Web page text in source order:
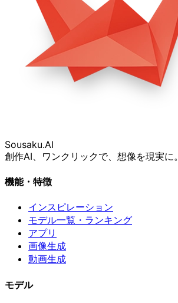
Sousaku.AI
創作AI、ワンクリックで、想像を現実に。
機能・特徴
インスピレーション
モデル一覧・ランキング
アプリ
画像生成
動画生成
モデル